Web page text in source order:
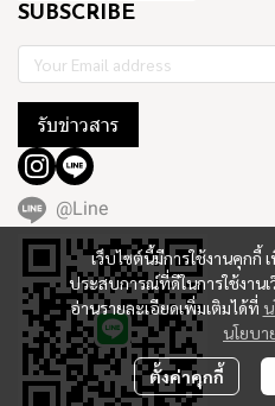
เว็บไซต์นี้มีการใช้งานคุกกี้
ประสบการณ์ที่ดีในการใช้งาน
อ่านรายละเอียดเพิ่มเติมได้ที่
นโยบา
ตั้งค่าคุกกี้
SUBSCRIBE
รับข่าวสาร
@Line